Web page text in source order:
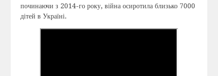
починаючи з 2014-го року, війна осиротила близько 7000
дітей в Україні.